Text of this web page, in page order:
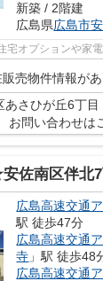
新築 / 2階建
広島県広島市
オプションや家
売物件情報があ
あさひが丘6丁
お問い合わせは
佐南区伴北7丁
広島高速交通
駅 徒歩47分
広島高速交通
寺 」駅 徒歩48
広島高速交通